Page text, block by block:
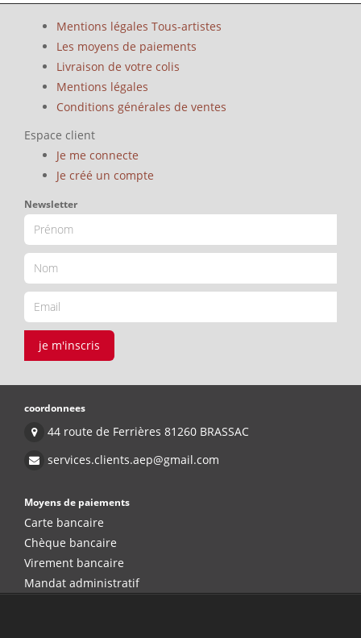
Mentions légales Tous-artistes
Les moyens de paiements
Livraison de votre colis
Mentions légales
Conditions générales de ventes
Espace client
Je me connecte
Je créé un compte
Newsletter
je m'inscris
coordonnees
44 route de Ferrières 81260 BRASSAC
services.clients.aep@gmail.com
Moyens de paiements
Carte bancaire
Chèque bancaire
Virement bancaire
Mandat administratif